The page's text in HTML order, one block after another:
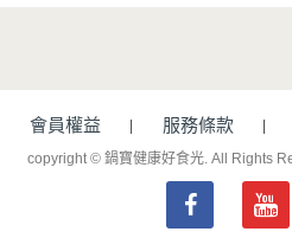
會員權益 服務條款
copyright © 鍋寶健康好食光. All Rights